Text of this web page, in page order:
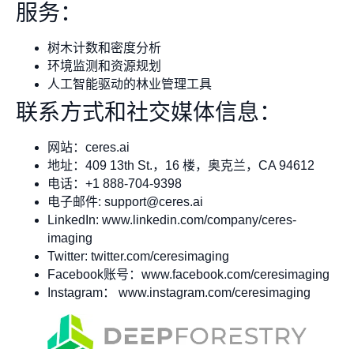
服务：
树木计数和密度分析
环境监测和资源规划
人工智能驱动的林业管理工具
联系方式和社交媒体信息：
网站：ceres.ai
地址：409 13th St.，16 楼，奥克兰，CA 94612
电话：+1 888-704-9398
电子邮件: support@ceres.ai
LinkedIn: www.linkedin.com/company/ceres-
imaging
Twitter: twitter.com/ceresimaging
Facebook账号：www.facebook.com/ceresimaging
Instagram： www.instagram.com/ceresimaging